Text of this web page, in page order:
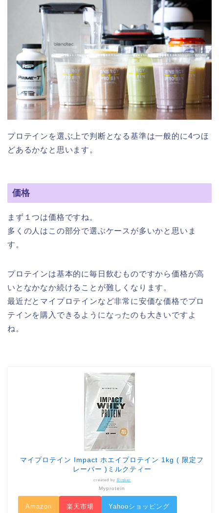
プロテインを選ぶ上で判断となる基準は一般的に4つほ
どあるかなと思います。
価格
まず１つは価格ですね。
多くの人はこの部分で選ぶケースが多いかと思いま
す。
プロテインは基本的に毎日飲むものですから価格が高
いとなかなか続けることが難しくなります。
最近だとマイプロテインなど非常に安価な価格でプロ
テインを購入できるようになったのも大きいですよ
ね。
マイプロテイン Impact ホエイプロテイン 1kg ( 限定フ
レーバー )ミルクティー
created by Rinker
Myprotein
Amazon 楽天市場 Yahooショッピング